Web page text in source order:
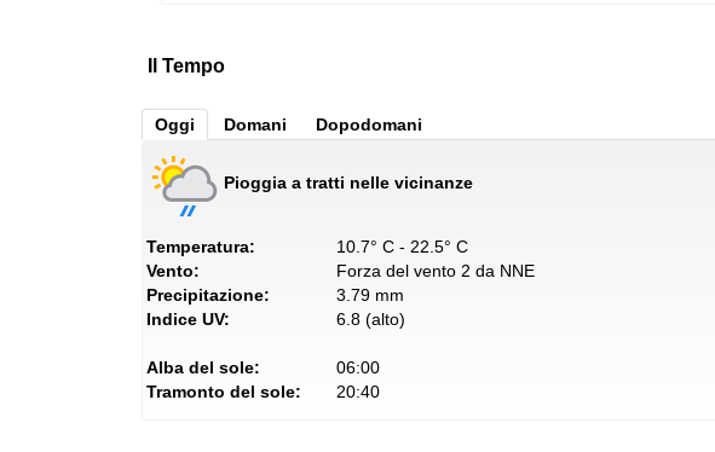
Il Tempo
Oggi Domani Dopodomani
Pioggia a tratti nelle vicinanze
Temperatura:
10.7° C - 22.5° C
Vento:
Forza del vento 2 da NNE
Precipitazione:
3.79 mm
Indice UV:
6.8 (alto)
Alba del sole:
06:00
Tramonto del sole:
20:40